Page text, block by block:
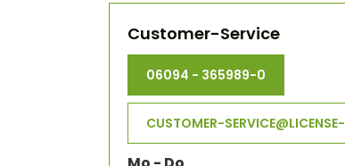
Customer-Service
06094 - 365989-0
CUSTOMER-